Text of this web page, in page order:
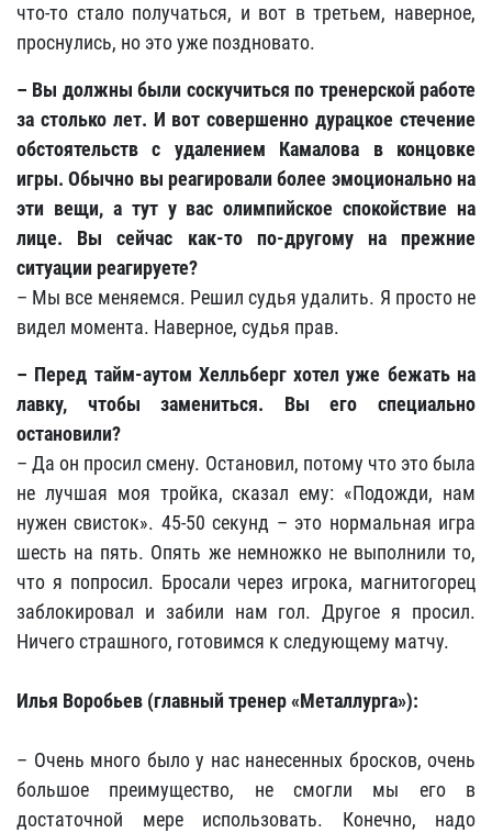
что-то стало получаться, и вот в третьем, наверное,
проснулись, но это уже поздновато.
– Вы должны были соскучиться по тренерской работе
за столько лет. И вот совершенно дурацкое стечение
обстоятельств с удалением Камалова в концовке
игры. Обычно вы реагировали более эмоционально на
эти вещи, а тут у вас олимпийское спокойствие на
лице. Вы сейчас как-то по-другому на прежние
ситуации реагируете?
– Мы все меняемся. Решил судья удалить. Я просто не
видел момента. Наверное, судья прав.
– Перед тайм-аутом Хелльберг хотел уже бежать на
лавку, чтобы замениться. Вы его специально
остановили?
– Да он просил смену. Остановил, потому что это была
не лучшая моя тройка, сказал ему: «Подожди, нам
нужен свисток». 45-50 секунд – это нормальная игра
шесть на пять. Опять же немножко не выполнили то,
что я попросил. Бросали через игрока, магнитогорец
заблокировал и забили нам гол. Другое я просил.
Ничего страшного, готовимся к следующему матчу.
Илья Воробьев (главный тренер «Металлурга»):
– Очень много было у нас нанесенных бросков, очень
большое преимущество, не смогли мы его в
достаточной мере использовать. Конечно, надо